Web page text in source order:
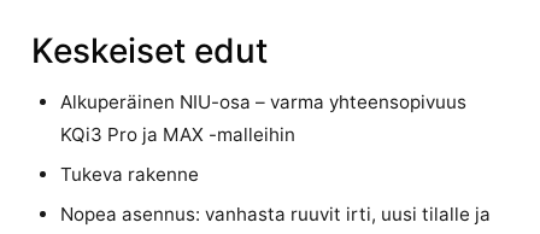
Keskeiset edut
Alkuperäinen NIU-osa – varma yhteensopivuus
KQi3 Pro ja MAX -malleihin
Tukeva rakenne
Nopea asennus: vanhasta ruuvit irti, uusi tilalle ja